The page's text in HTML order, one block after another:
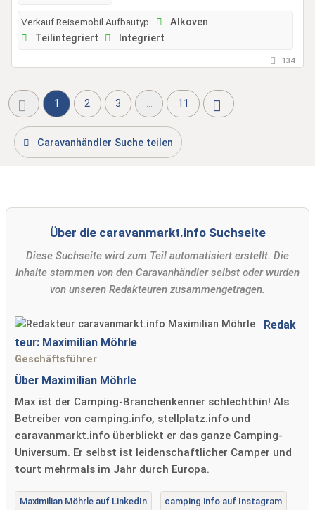
Verkauf Reisemobil Aufbautyp:
Alkoven
Teilintegriert
Integriert
134
1 2 3 ... 11
Caravanhändler Suche teilen
Über die caravanmarkt.info Suchseite
Diese Suchseite wird zum Teil automatisiert erstellt. Die
Inhalte stammen von den Caravanhändler selbst oder wurden
von unseren Redakteuren zusammengetragen.
Redak
teur: Maximilian Möhrle
Geschäftsführer
Über Maximilian Möhrle
Max ist der Camping-Branchenkenner schlechthin! Als
Betreiber von camping.info, stellplatz.info und
caravanmarkt.info überblickt er das ganze Camping-
Universum. Er selbst ist leidenschaftlicher Camper und
tourt mehrmals im Jahr durch Europa.
Maximilian Möhrle auf LinkedIn camping.info auf Instagram